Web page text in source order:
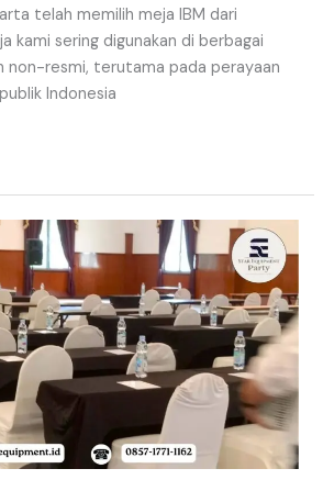
telah memilih meja IBM dari
kami sering digunakan di berbagai
non-resmi, terutama pada perayaan
Indonesia